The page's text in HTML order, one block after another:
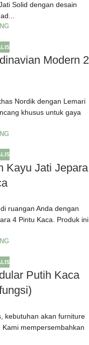
Solid dengan desain
Modern 2
Nordik dengan Lemari
khusus untuk gaya
Kayu Jati Jepara
ruangan Anda dengan
4 Pintu Kaca. Produk ini
Putih Kaca
kebutuhan akan furniture
mempersembahkan